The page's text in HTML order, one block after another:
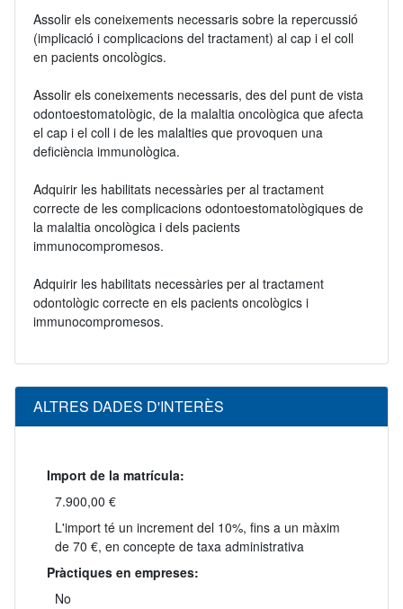
Assolir els coneixements necessaris sobre la repercussió
(implicació i complicacions del tractament) al cap i el coll
en pacients oncològics.
Assolir els coneixements necessaris, des del punt de vista
odontoestomatològic, de la malaltia oncològica que afecta
el cap i el coll i de les malalties que provoquen una
deficiència immunològica.
Adquirir les habilitats necessàries per al tractament
correcte de les complicacions odontoestomatològiques de
la malaltia oncològica i dels pacients
immunocompromesos.
Adquirir les habilitats necessàries per al tractament
odontològic correcte en els pacients oncològics i
immunocompromesos.
ALTRES DADES D'INTERÈS
Import de la matrícula:
7.900,00 €
L'import té un increment del 10%, fins a un màxim
de 70 €, en concepte de taxa administrativa
Pràctiques en empreses:
No